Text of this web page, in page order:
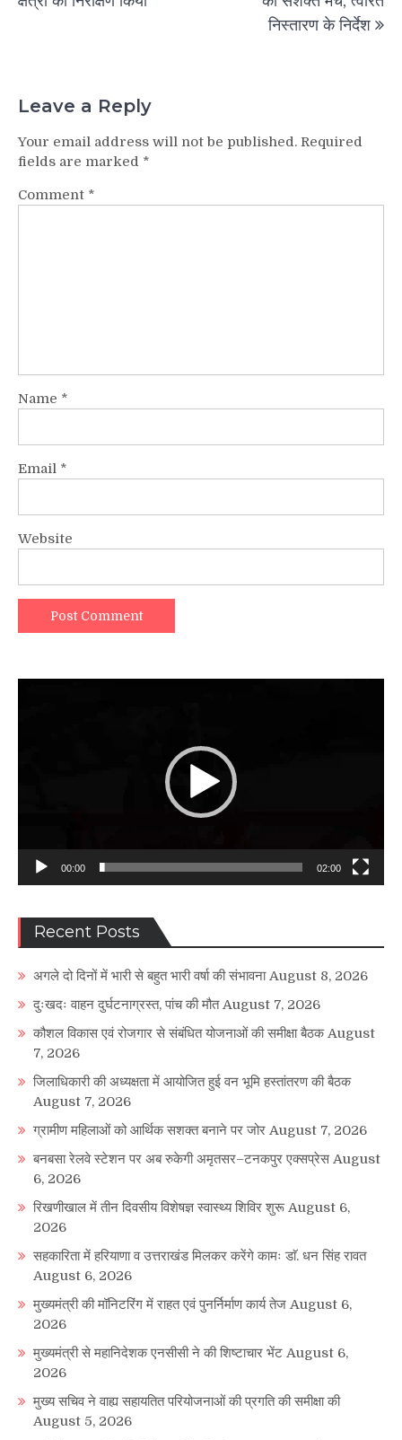
निस्तारण के निर्देश
Leave a Reply
Your email address will not be published. Required
fields are marked *
Comment *
Name *
Email *
Website
00:00 02:00
Recent Posts
अगले दो दिनों में भारी से बहुत भारी वर्षा की संभावना August 8, 2026
दुःखदः वाहन दुर्घटनाग्रस्त, पांच की मौत August 7, 2026
कौशल विकास एवं रोजगार से संबंधित योजनाओं की समीक्षा बैठक August
7, 2026
जिलाधिकारी की अध्यक्षता में आयोजित हुई वन भूमि हस्तांतरण की बैठक
August 7, 2026
ग्रामीण महिलाओं को आर्थिक सशक्त बनाने पर जोर August 7, 2026
बनबसा रेलवे स्टेशन पर अब रुकेगी अमृतसर–टनकपुर एक्सप्रेस August
6, 2026
रिखणीखाल में तीन दिवसीय विशेषज्ञ स्वास्थ्य शिविर शुरू August 6,
2026
सहकारिता में हरियाणा व उत्तराखंड मिलकर करेंगे कामः डाॅ. धन सिंह रावत
August 6, 2026
मुख्यमंत्री की मॉनिटरिंग में राहत एवं पुनर्निर्माण कार्य तेज August 6,
2026
मुख्यमंत्री से महानिदेशक एनसीसी ने की शिष्टाचार भेंट August 6,
2026
मुख्य सचिव ने वाह्य सहायतित परियोजनाओं की प्रगति की समीक्षा की
August 5, 2026